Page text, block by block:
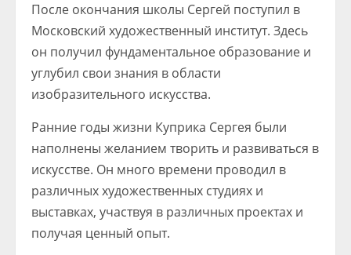
После окончания школы Сергей поступил в
Московский художественный институт. Здесь
он получил фундаментальное образование и
углубил свои знания в области
изобразительного искусства.
Ранние годы жизни Куприка Сергея были
наполнены желанием творить и развиваться в
искусстве. Он много времени проводил в
различных художественных студиях и
выставках, участвуя в различных проектах и
получая ценный опыт.